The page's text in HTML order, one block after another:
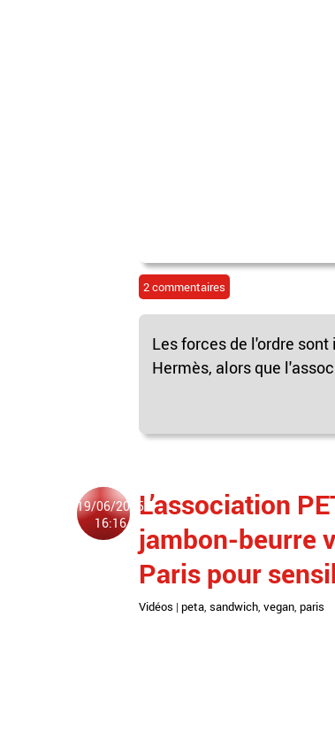
2 commentaires
Les forces de l'ordre
Hermès, alors que
19/06/2025
16:16
L’association
jambon-beurre
Paris pour
Vidéos | peta, sandwich, vegan, paris